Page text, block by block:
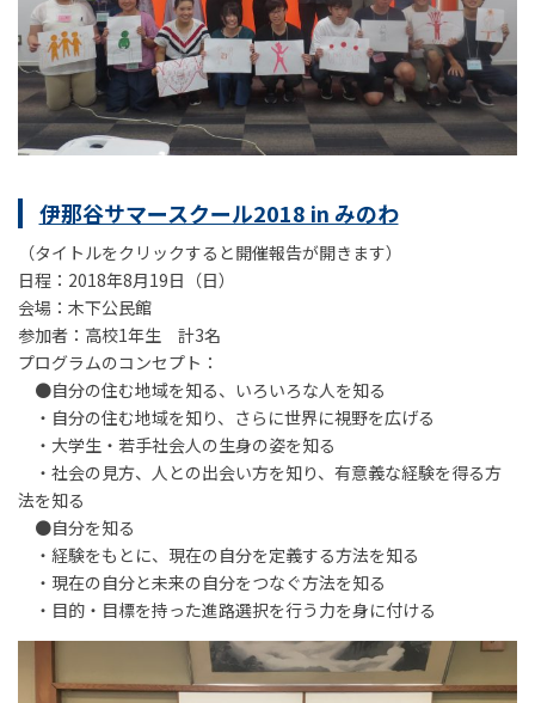
伊那谷サマースクール2018 in みのわ
（タイトルをクリックすると開催報告が開きます）
日程：2018年8月19日（日）
会場：木下公民館
参加者：高校1年生 計3名
プログラムのコンセプト：
●自分の住む地域を知る、いろいろな人を知る
・自分の住む地域を知り、さらに世界に視野を広げる
・大学生・若手社会人の生身の姿を知る
・社会の見方、人との出会い方を知り、有意義な経験を得る方
法を知る
●自分を知る
・経験をもとに、現在の自分を定義する方法を知る
・現在の自分と未来の自分をつなぐ方法を知る
・目的・目標を持った進路選択を行う力を身に付ける